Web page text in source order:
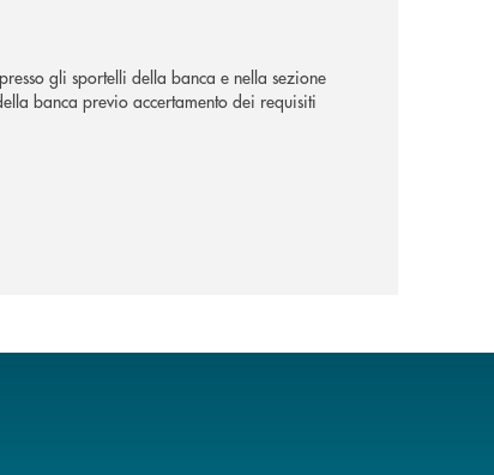
gli sportelli della banca e nella sezione
banca previo accertamento dei requisiti